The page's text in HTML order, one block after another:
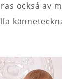
också av